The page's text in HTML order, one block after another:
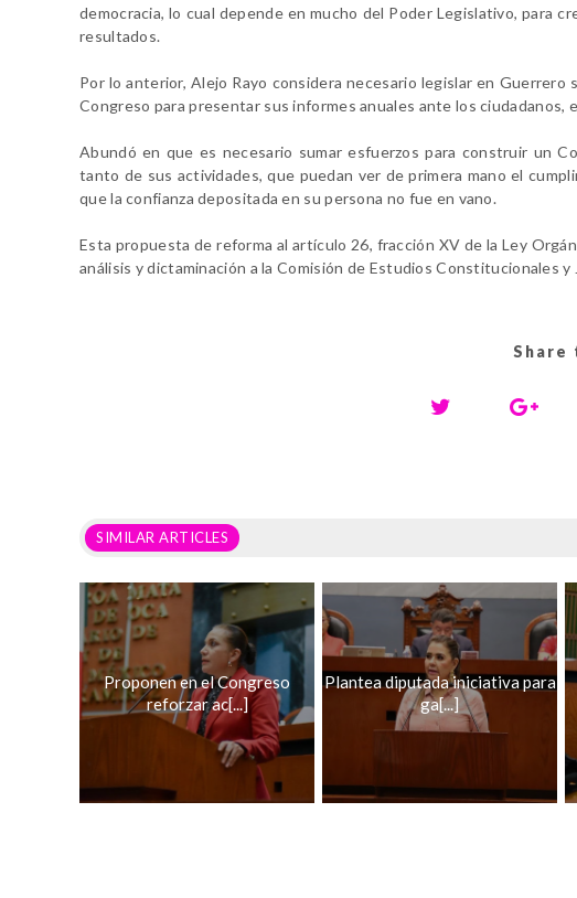
democracia, lo cual depende en mucho del Poder Legislativo, para
resultados.
Por lo anterior, Alejo Rayo considera necesario legislar en
Congreso para presentar sus informes anuales ante los
Abundó en que es necesario sumar esfuerzos para construir un
tanto de sus actividades, que puedan ver de primera mano el
que la confianza depositada en su persona no fue en vano.
Esta propuesta de reforma al artículo 26, fracción XV de la Ley
análisis y dictaminación a la Comisión de Estudios Constitucionales y
Share
SIMILAR ARTICLES
Proponen en el Congreso
reforzar ac[...]
Plantea diputada iniciativa para
ga[...]